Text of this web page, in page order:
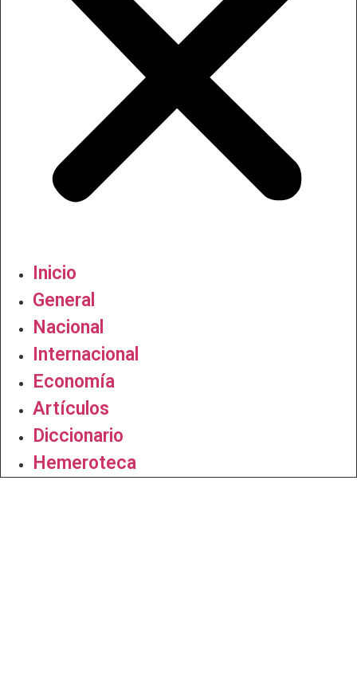
Inicio
General
Nacional
Internacional
Economía
Artículos
Diccionario
Hemeroteca